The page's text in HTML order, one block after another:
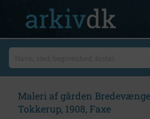
Maleri af gården
Tokkerup, 1908, Faxe